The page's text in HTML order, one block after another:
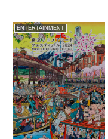
ENTERTAINMENT